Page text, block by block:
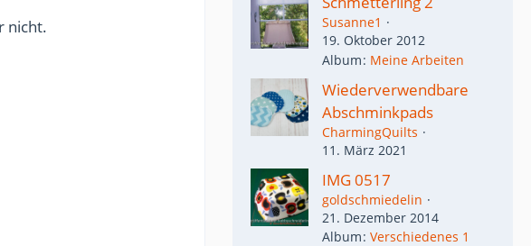
nicht.
Susanne1
19. Oktober 2012
Album Meine Arbeiten
Wiederverwendbare
Abschminkpads
CharmingQuilts
11. März 2021
IMG 0517
goldschmiedelin
21. Dezember 2014
Album Verschiedenes 1